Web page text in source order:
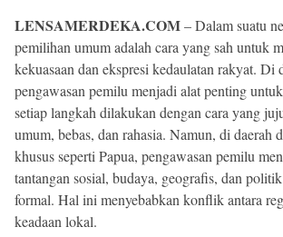
LENSAMERDEKA.COM– Dalam suatu
pemilihan umum adalah cara yang sah untuk
kekuasaan dan ekspresi kedaulatan rakyat. Di
pengawasan pemilu menjadi alat penting
setiap langkah dilakukan dengan cara yang
umum, bebas, dan rahasia. Namun, di daerah
khusus seperti Papua, pengawasan pemilu
tantangan sosial, budaya, geografis, dan
formal. Hal ini menyebabkan konflik antara
keadaan lokal.